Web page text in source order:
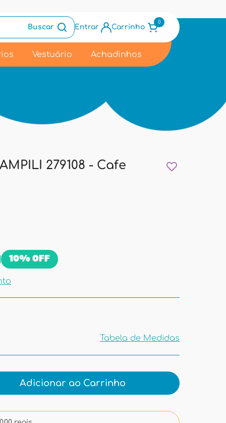
Buscar Entrar Carrinho
0
Vestuário Achadinhos
279108 - Cafe
10% OFF
Tabela de Medidas
Medidas
Adicionar ao Carrinho